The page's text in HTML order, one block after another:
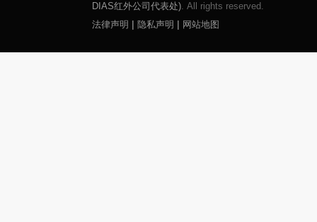
DIAS红外公司代表处). All rights reserved.
法律声明 | 隐私声明 | 网站地图